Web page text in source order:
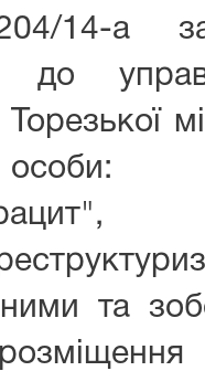
14-а за
до
та